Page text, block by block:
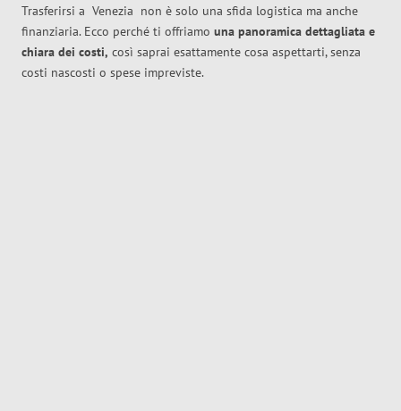
Trasferirsi a Venezia non è solo una sfida logistica ma anche
finanziaria. Ecco perché ti offriamo una panoramica dettagliata e
chiara dei costi, così saprai esattamente cosa aspettarti, senza
costi nascosti o spese impreviste.